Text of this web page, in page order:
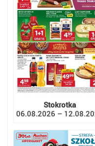
Stokrotka
06.08.2026 –